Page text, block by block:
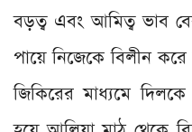
বড়ত্ব এবং আমিত্ব ভাব
পায়ে নিজেকে বিলীন করে
জিকিরের মাধ্যমে